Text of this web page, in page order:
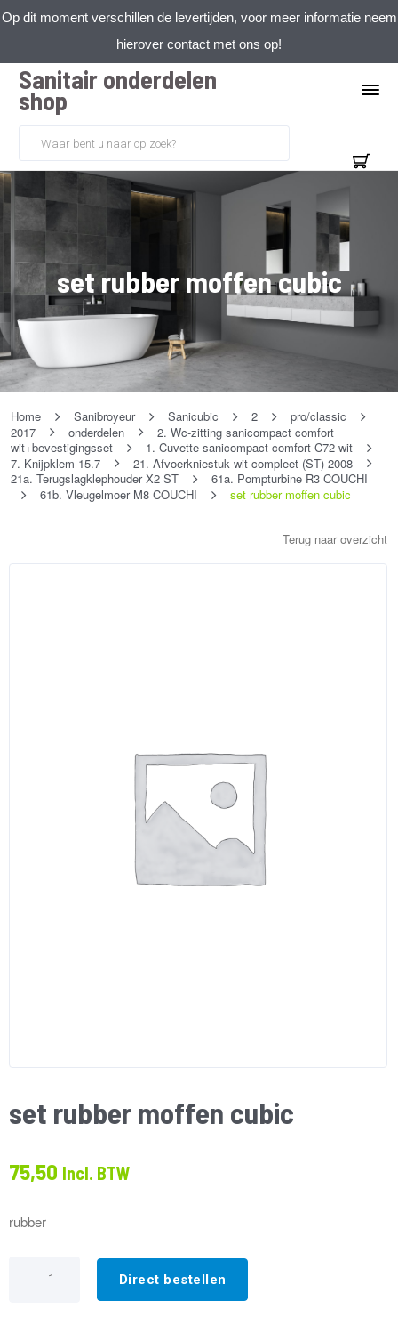
Op dit moment verschillen de levertijden, voor meer informatie neem
hierover contact met ons op!
Sanitair onderdelen
shop
set rubber moffen cubic
Home Sanibroyeur Sanicubic 2
pro/classic
2017
onderdelen
2. Wc-zitting sanicompact comfort
wit+bevestigingsset
1. Cuvette sanicompact comfort C72 wit
7. Knijpklem 15.7
21. Afvoerkniestuk wit compleet (ST) 2008
21a. Terugslagklephouder X2 ST
61a. Pompturbine R3 COUCHI
61b. Vleugelmoer M8 COUCHI
set rubber moffen cubic
Terug naar overzicht
set rubber moffen cubic
75,50 Incl. BTW
rubber
rubber
Direct bestellen